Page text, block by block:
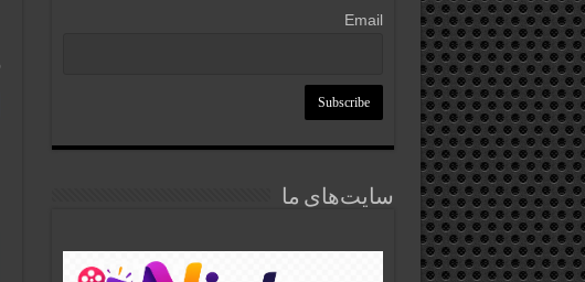
Email
سایت‌های ما